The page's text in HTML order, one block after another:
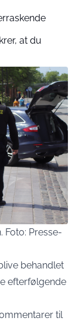
at du
Foto: Presse-
behandlet
efterfølgende
til